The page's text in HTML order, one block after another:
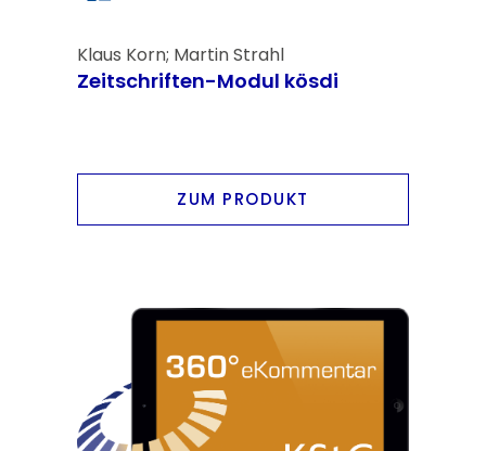
Klaus Korn; Martin Strahl
Zeitschriften-Modul kösdi
ZUM PRODUKT